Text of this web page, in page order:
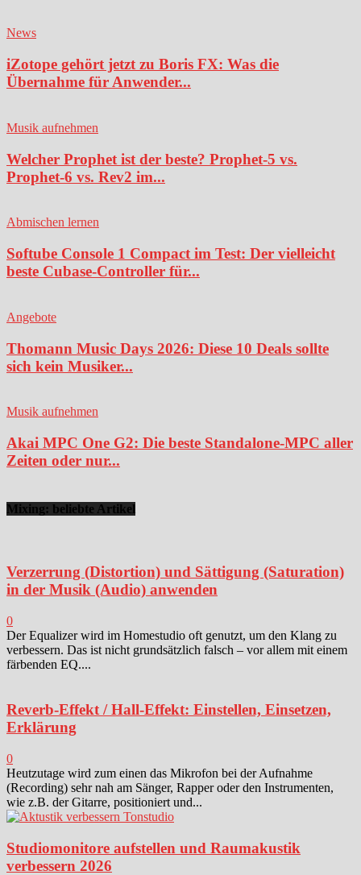
News
iZotope gehört jetzt zu Boris FX: Was die
Übernahme für Anwender...
Musik aufnehmen
Welcher Prophet ist der beste? Prophet-5 vs.
Prophet-6 vs. Rev2 im...
Abmischen lernen
Softube Console 1 Compact im Test: Der vielleicht
beste Cubase-Controller für...
Angebote
Thomann Music Days 2026: Diese 10 Deals sollte
sich kein Musiker...
Musik aufnehmen
Akai MPC One G2: Die beste Standalone-MPC aller
Zeiten oder nur...
Mixing: beliebte Artikel
Verzerrung (Distortion) und Sättigung (Saturation)
in der Musik (Audio) anwenden
0
Der Equalizer wird im Homestudio oft genutzt, um den Klang zu
verbessern. Das ist nicht grundsätzlich falsch – vor allem mit einem
färbenden EQ....
Reverb-Effekt / Hall-Effekt: Einstellen, Einsetzen,
Erklärung
0
Heutzutage wird zum einen das Mikrofon bei der Aufnahme
(Recording) sehr nah am Sänger, Rapper oder den Instrumenten,
wie z.B. der Gitarre, positioniert und...
Studiomonitore aufstellen und Raumakustik
verbessern 2026